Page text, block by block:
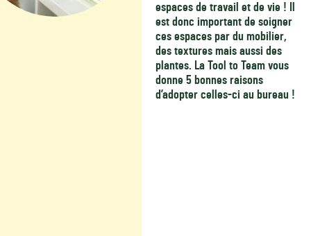
espaces de travail et de vie ! Il
est donc important de soigner
ces espaces par du mobilier,
des textures mais aussi des
plantes. La Tool to Team vous
donne 5 bonnes raisons
d’adopter celles-ci au bureau !